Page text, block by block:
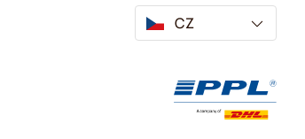
CZ